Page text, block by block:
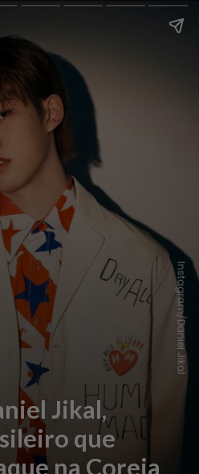
Jikal,
que
na Coreia
Instagram/Daniel Jikal